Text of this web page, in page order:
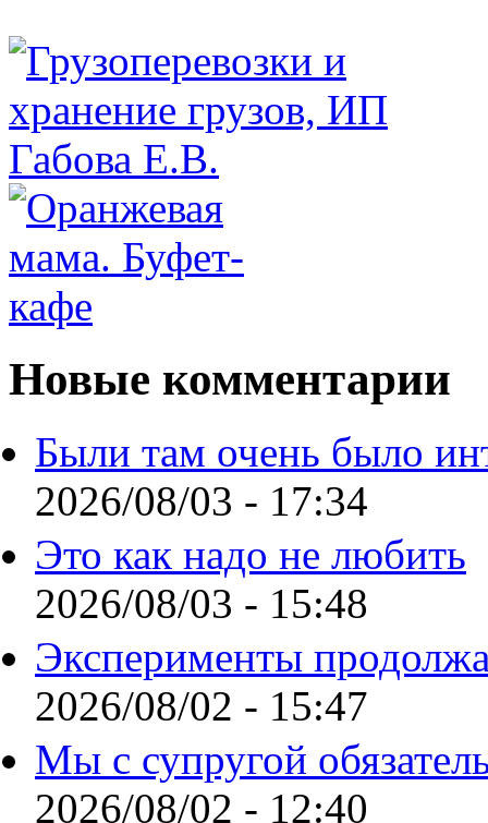
Новые комментарии
Были там очень было
2026/08/03 - 17:34
Это как надо не любить
2026/08/03 - 15:48
Эксперименты
2026/08/02 - 15:47
Мы с супругой
2026/08/02 - 12:40